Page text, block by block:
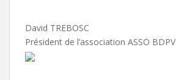
David TREBOSC
Président de l’association ASSO BDPV